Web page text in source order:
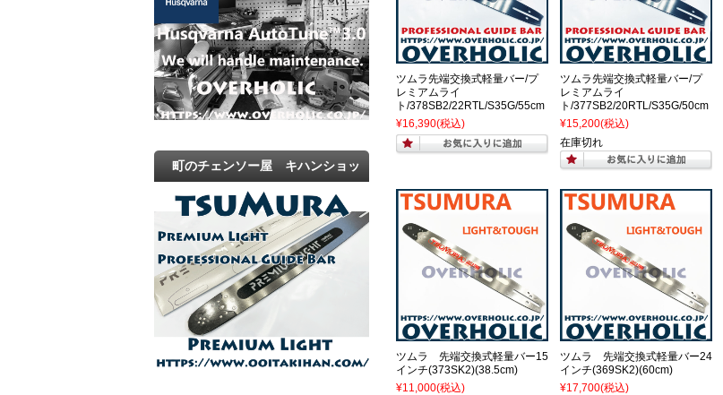
ツムラ先端交換式軽量バー/プ
レミアムライ
ト/378SB2/22RTL/S35G/55cm
¥16,390(税込)
ツムラ先端交換式軽量バー/プ
レミアムライ
ト/377SB2/20RTL/S35G/50cm
¥15,200(税込)
在庫切れ
ツムラ 先端交換式軽量バー15
インチ(373SK2)(38.5cm)
¥11,000(税込)
ツムラ 先端交換式軽量バー24
インチ(369SK2)(60cm)
¥17,700(税込)
町のチェンソー屋 キハンショッ
プ